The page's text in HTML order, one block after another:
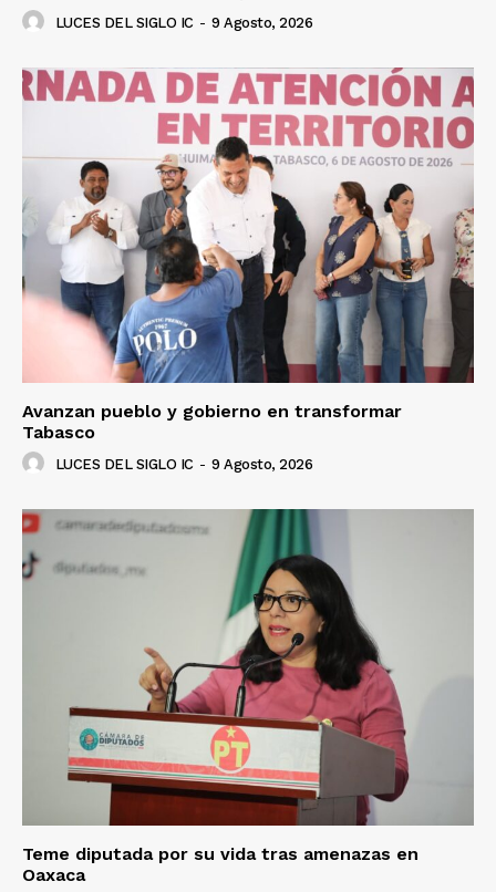
Luces
Del Siglo
LUCES DEL SIGLO IC - 9 Agosto, 2026
Avanzan pueblo y gobierno en transformar
Tabasco
LUCES DEL SIGLO IC - 9 Agosto, 2026
Teme diputada por su vida tras amenazas en
Oaxaca